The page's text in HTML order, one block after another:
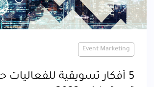
Event Marketing
5 أفكار تسويقية للفعاليات